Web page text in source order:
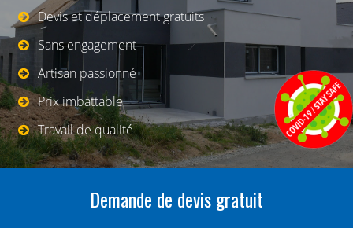
Devis et déplacement gratuits
Sans engagement
Artisan passionné
Prix imbattable
Travail de qualité
Demande de devis gratuit